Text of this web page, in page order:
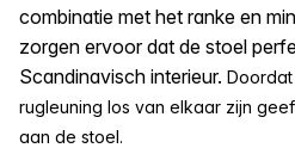
combinatie met het ranke en
zorgen ervoor dat de stoel
Scandinavisch interieur.
rugleuning los van elkaar zijn
aan de stoel.